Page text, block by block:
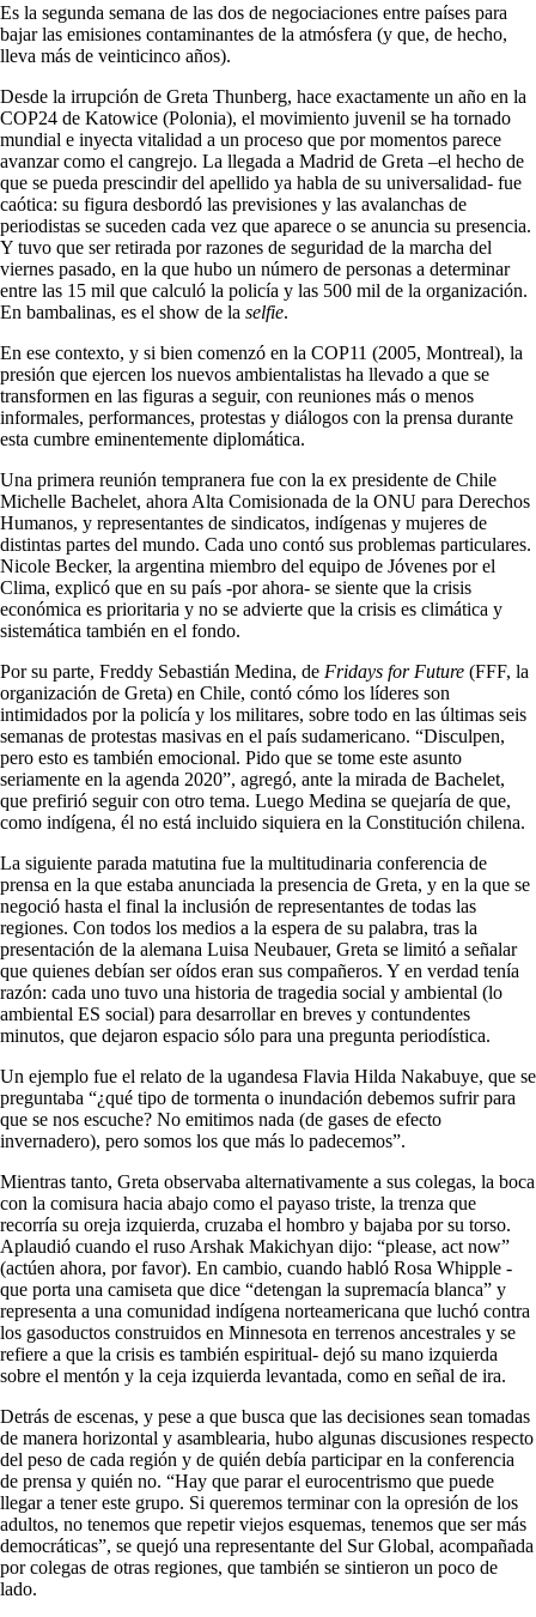
Es la segunda semana de las dos de negociaciones entre países para
bajar las emisiones contaminantes de la atmósfera (y que, de hecho,
lleva más de veinticinco años).
Desde la irrupción de Greta Thunberg, hace exactamente un año en la
COP24 de Katowice (Polonia), el movimiento juvenil se ha tornado
mundial e inyecta vitalidad a un proceso que por momentos parece
avanzar como el cangrejo. La llegada a Madrid de Greta –el hecho de
que se pueda prescindir del apellido ya habla de su universalidad- fue
caótica: su figura desbordó las previsiones y las avalanchas de
periodistas se suceden cada vez que aparece o se anuncia su presencia.
Y tuvo que ser retirada por razones de seguridad de la marcha del
viernes pasado, en la que hubo un número de personas a determinar
entre las 15 mil que calculó la policía y las 500 mil de la organización.
En bambalinas, es el show de la selfie.
En ese contexto, y si bien comenzó en la COP11 (2005, Montreal), la
presión que ejercen los nuevos ambientalistas ha llevado a que se
transformen en las figuras a seguir, con reuniones más o menos
informales, performances, protestas y diálogos con la prensa durante
esta cumbre eminentemente diplomática.
Una primera reunión tempranera fue con la ex presidente de Chile
Michelle Bachelet, ahora Alta Comisionada de la ONU para Derechos
Humanos, y representantes de sindicatos, indígenas y mujeres de
distintas partes del mundo. Cada uno contó sus problemas particulares.
Nicole Becker, la argentina miembro del equipo de Jóvenes por el
Clima, explicó que en su país -por ahora- se siente que la crisis
económica es prioritaria y no se advierte que la crisis es climática y
sistemática también en el fondo.
Por su parte, Freddy Sebastián Medina, de Fridays for Future (FFF, la
organización de Greta) en Chile, contó cómo los líderes son
intimidados por la policía y los militares, sobre todo en las últimas seis
semanas de protestas masivas en el país sudamericano. “Disculpen,
pero esto es también emocional. Pido que se tome este asunto
seriamente en la agenda 2020”, agregó, ante la mirada de Bachelet,
que prefirió seguir con otro tema. Luego Medina se quejaría de que,
como indígena, él no está incluido siquiera en la Constitución chilena.
La siguiente parada matutina fue la multitudinaria conferencia de
prensa en la que estaba anunciada la presencia de Greta, y en la que se
negoció hasta el final la inclusión de representantes de todas las
regiones. Con todos los medios a la espera de su palabra, tras la
presentación de la alemana Luisa Neubauer, Greta se limitó a señalar
que quienes debían ser oídos eran sus compañeros. Y en verdad tenía
razón: cada uno tuvo una historia de tragedia social y ambiental (lo
ambiental ES social) para desarrollar en breves y contundentes
minutos, que dejaron espacio sólo para una pregunta periodística.
Un ejemplo fue el relato de la ugandesa Flavia Hilda Nakabuye, que se
preguntaba “¿qué tipo de tormenta o inundación debemos sufrir para
que se nos escuche? No emitimos nada (de gases de efecto
invernadero), pero somos los que más lo padecemos”.
Mientras tanto, Greta observaba alternativamente a sus colegas, la boca
con la comisura hacia abajo como el payaso triste, la trenza que
recorría su oreja izquierda, cruzaba el hombro y bajaba por su torso.
Aplaudió cuando el ruso Arshak Makichyan dijo: “please, act now”
(actúen ahora, por favor). En cambio, cuando habló Rosa Whipple -
que porta una camiseta que dice “detengan la supremacía blanca” y
representa a una comunidad indígena norteamericana que luchó contra
los gasoductos construidos en Minnesota en terrenos ancestrales y se
refiere a que la crisis es también espiritual- dejó su mano izquierda
sobre el mentón y la ceja izquierda levantada, como en señal de ira.
Detrás de escenas, y pese a que busca que las decisiones sean tomadas
de manera horizontal y asamblearia, hubo algunas discusiones respecto
del peso de cada región y de quién debía participar en la conferencia
de prensa y quién no. “Hay que parar el eurocentrismo que puede
llegar a tener este grupo. Si queremos terminar con la opresión de los
adultos, no tenemos que repetir viejos esquemas, tenemos que ser más
democráticas”, se quejó una representante del Sur Global, acompañada
por colegas de otras regiones, que también se sintieron un poco de
lado.